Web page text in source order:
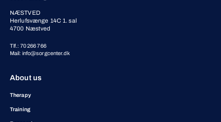
NÆSTVED
Herlufsvænge 14C 1. sal
4700 Næstved
Tlf.: 70 266 766
Mail: info@sorgcenter.dk
About us
Therapy
Training